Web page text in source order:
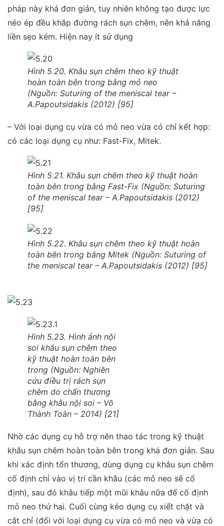
pháp này khá đơn giản, tuy nhiên không tạo được lực
néo ép đều khắp đường rách sụn chêm, nên khả năng
liền sẹo kém. Hiện nay ít sử dụng
Hình 5.20. Khâu sụn chêm theo kỹ thuật
hoàn toàn bên trong bằng mỏ neo
(Nguồn: Suturing of the meniscal tear –
A.Papoutsidakis (2012) [95]
– Với loại dụng cụ vừa có mỏ neo vừa có chỉ kết hợp:
có các loại dụng cụ như: Fast-Fix, Mitek.
Hình 5.21. Khâu sụn chêm theo kỹ thuật hoàn
toàn bên trong bằng Fast-Fix (Nguồn: Suturing
of the meniscal tear – A.Papoutsidakis (2012)
[95]
Hình 5.22. Khâu sụn chêm theo kỹ thuật hoàn
toàn bên trong bằng Mitek (Nguồn: Suturing of
the meniscal tear – A.Papoutsidakis (2012) [95]
Hình 5.23. Hình ảnh nội
soi khâu sụn chêm theo
kỹ thuật hoàn toàn bên
trong (Nguồn: Nghiên
cứu điều trị rách sụn
chêm do chấn thương
bằng khâu nội soi – Võ
Thành Toàn – 2014) [21]
Nhờ các dụng cụ hỗ trợ nên thao tác trong kỹ thuật
khâu sụn chêm hoàn toàn bên trong khá đơn giản. Sau
khi xác định tổn thương, dùng dụng cụ khâu sụn chêm
cố định chỉ vào vị trí cần khâu (các mỏ neo sẽ cố
định), sau đó khâu tiếp một mũi khâu nữa để cố định
mỏ neo thứ hai. Cuối cùng kéo dụng cụ xiết chặt và
cắt chỉ (đối với loại dụng cụ vừa có mỏ neo và vừa có